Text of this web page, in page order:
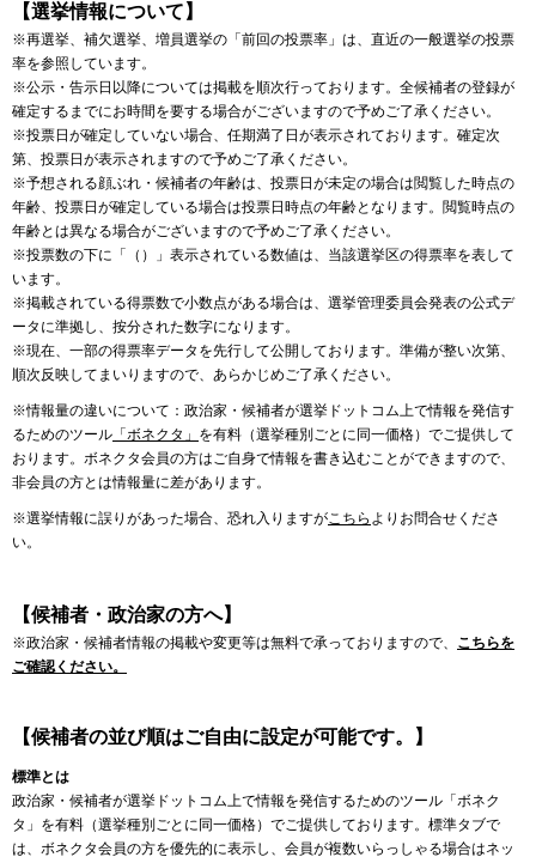
【選挙情報について】
※再選挙、補欠選挙、増員選挙の「前回の投票率」は、直近の一般選挙の投票
率を参照しています。
※公示・告示日以降については掲載を順次行っております。全候補者の登録が
確定するまでにお時間を要する場合がございますので予めご了承ください。
※投票日が確定していない場合、任期満了日が表示されております。確定次
第、投票日が表示されますので予めご了承ください。
※予想される顔ぶれ・候補者の年齢は、投票日が未定の場合は閲覧した時点の
年齢、投票日が確定している場合は投票日時点の年齢となります。閲覧時点の
年齢とは異なる場合がございますので予めご了承ください。
※投票数の下に「（）」表示されている数値は、当該選挙区の得票率を表して
います。
※掲載されている得票数で小数点がある場合は、選挙管理委員会発表の公式デ
ータに準拠し、按分された数字になります。
※現在、一部の得票率データを先行して公開しております。準備が整い次第、
順次反映してまいりますので、あらかじめご了承ください。
※情報量の違いについて：政治家・候補者が選挙ドットコム上で情報を発信す
るためのツール 「ボネクタ」 を有料（選挙種別ごとに同一価格）でご提供して
おります。ボネクタ会員の方はご自身で情報を書き込むことができますので、
非会員の方とは情報量に差があります。
※選挙情報に誤りがあった場合、恐れ入りますがこちら よりお問合せくださ
い。
【候補者・政治家の方へ】
※政治家・候補者情報の掲載や変更等は無料で承っておりますので、 こちらを
ご確認ください。
【候補者の並び順はご自由に設定が可能です。】
標準とは
政治家・候補者が選挙ドットコム上で情報を発信するためのツール「ボネク
タ」を有料（選挙種別ごとに同一価格）でご提供しております。標準タブで
は、ボネクタ会員の方を優先的に表示し、会員が複数いらっしゃる場合はネッ